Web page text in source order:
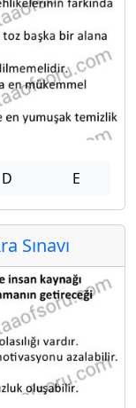
D E
Sınavı